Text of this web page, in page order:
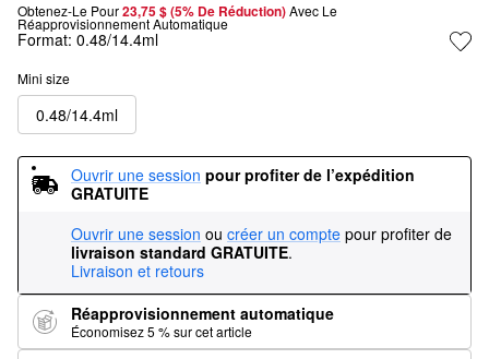
Obtenez-Le Pour23,75 $ (5% De Réduction) Avec Le
Réapprovisionnement Automatique
Format: 0.48/14.4ml
Mini size
0.48/14.4ml
Ouvrir une session pour profiter de l’expédition
GRATUITE
Ouvrir une session ou créer un compte pour profiter de
livraison standard GRATUITE.
Livraison et retours
Réapprovisionnement automatique
Économisez 5 % sur cet article